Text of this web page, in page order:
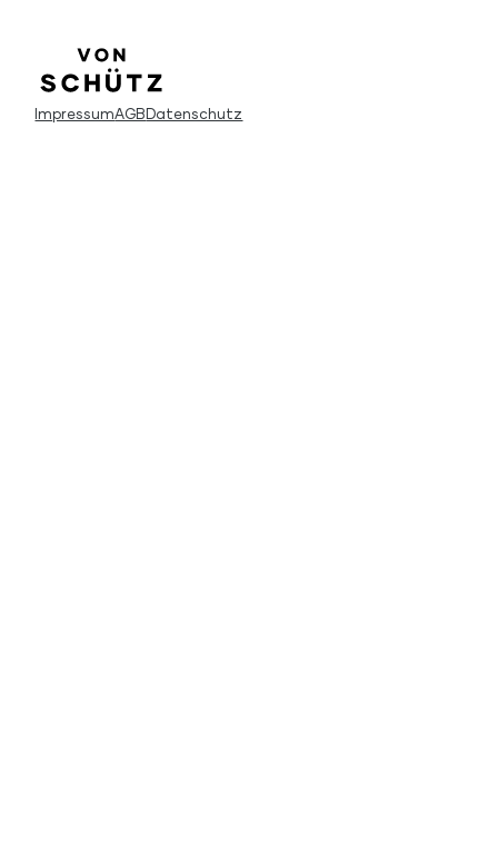
ImpressumAGBDatenschutz